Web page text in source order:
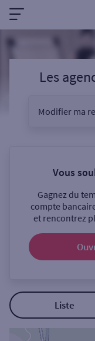
Les
Modifier ma
Sélectionnez
Coffre-
Vous
Gagnez du
compte
et rencontrez
Liste